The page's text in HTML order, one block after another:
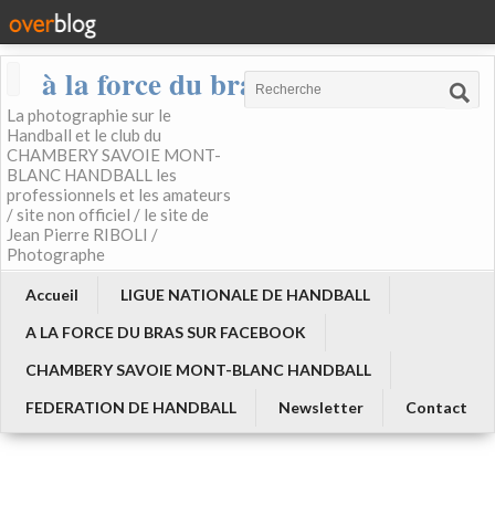
à la force du bras
La photographie sur le
Handball et le club du
CHAMBERY SAVOIE MONT-
BLANC HANDBALL les
professionnels et les amateurs
/ site non officiel / le site de
Jean Pierre RIBOLI /
Photographe
Accueil
LIGUE NATIONALE DE HANDBALL
A LA FORCE DU BRAS SUR FACEBOOK
CHAMBERY SAVOIE MONT-BLANC HANDBALL
FEDERATION DE HANDBALL
Newsletter Contact